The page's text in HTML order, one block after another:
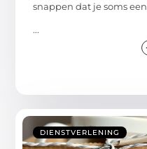
snappen dat je soms een
...
DIENSTVERLENING